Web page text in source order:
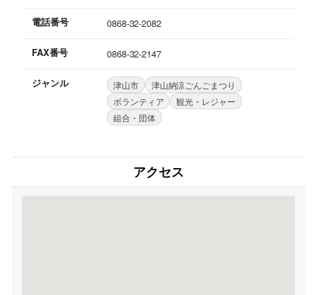
電話番号 0868-32-2082
FAX番号 0868-32-2147
ジャンル 津山市
津山納涼ごんごまつり
ボランティア
観光・レジャー
組合・団体
アクセス